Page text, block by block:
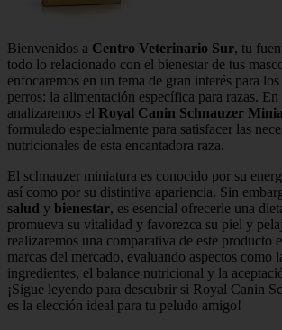
Bienvenidos a Centro Veterinario Sur, tu
todo lo relacionado con el bienestar de tus
enfocaremos en un tema de gran interés para
perros: la alimentación específica para razas. En
analizaremos el Royal Canin Schnauzer
formulado especialmente para satisfacer las
nutricionales de esta encantadora raza.
El schnauzer miniatura es conocido por su
así como por su distintiva apariencia. Sin
salud y bienestar, es esencial ofrecerle una
promueva su vitalidad y favorezca su piel y
realizaremos una comparativa de este producto
marcas del mercado, evaluando aspectos como
ingredientes, el balance nutricional y la
¡Sigue leyendo para descubrir si Royal Canin
es la elección ideal para tu peludo amigo!